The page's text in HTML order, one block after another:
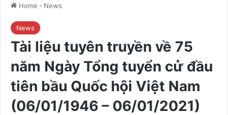
Home - News
News
Tài liệu tuyên truyền về 75
năm Ngày Tổng tuyển cử đầu
tiên bầu Quốc hội Việt Nam
(06/01/1946 – 06/01/2021)